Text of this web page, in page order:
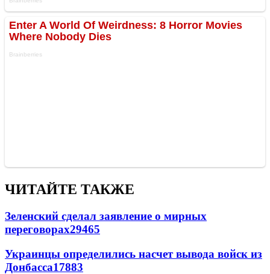
ЧИТАЙТЕ ТАКЖЕ
Зеленский сделал заявление о мирных
переговорах29465
Украинцы определились насчет вывода войск из
Донбасса17883